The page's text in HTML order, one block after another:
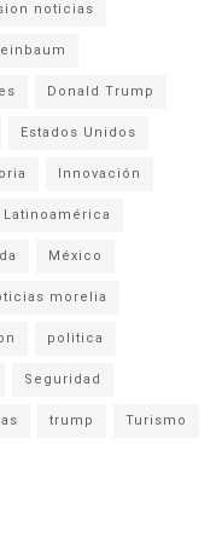
noticias
Donald Trump
Estados Unidos
Innovación
Latinoamérica
México
morelia
politica
Seguridad
trump Turismo